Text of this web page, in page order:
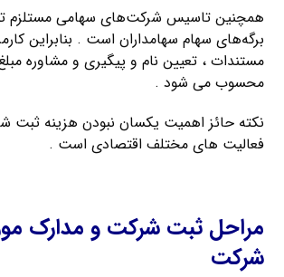
همچنین تاسیس شرکت‌های سهامی مستلزم
برگه‌های سهام سهامداران است . بنابراین
مستندات ، تعیین نام و پیگیری و مشاوره
محسوب می‌ شود .
نکته حائز اهمیت یکسان نبودن هزینه ثبت
فعالیت های مختلف اقتصادی است .
مراحل ثبت شرکت و مدارک
شرکت